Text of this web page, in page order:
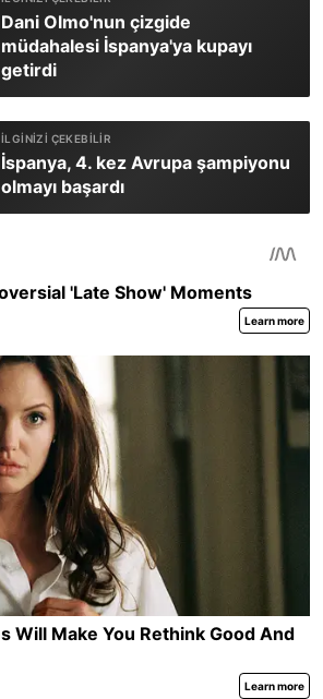
Dani Olmo'nun çizgide
müdahalesi İspanya'ya kupayı
getirdi
İspanya, 4. kez Avrupa şampiyonu
olmayı başardı